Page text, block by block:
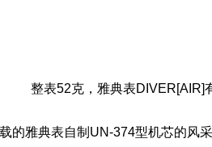
整表52克， 雅典表DIVER[AIR]
的雅典表自制UN-374型机芯的风